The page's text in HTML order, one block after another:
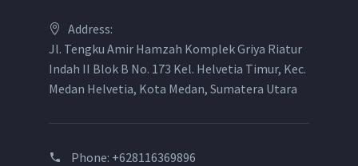
Address:
Jl. Tengku Amir Hamzah Komplek Griya Riatur
Indah II Blok B No. 173 Kel. Helvetia Timur, Kec.
Medan Helvetia, Kota Medan, Sumatera Utara
Phone: +628116369896